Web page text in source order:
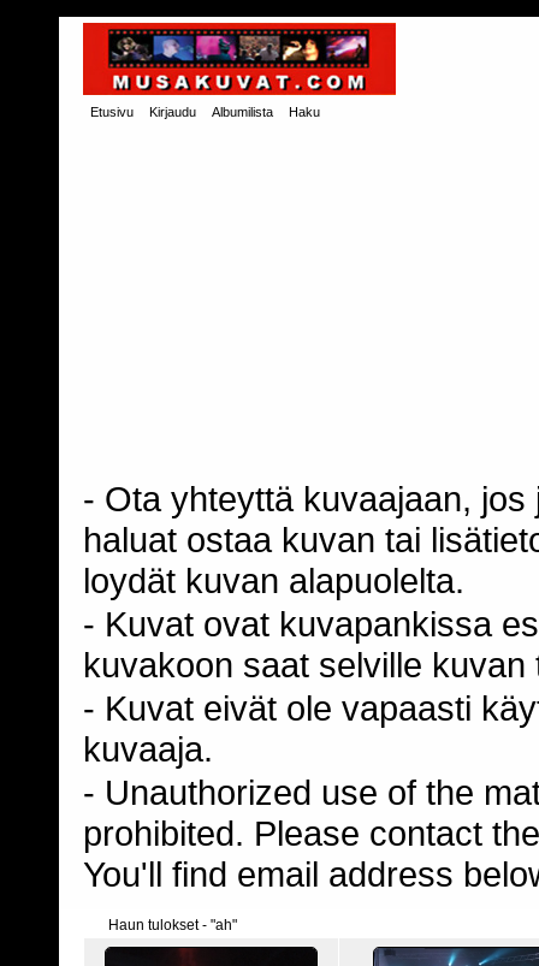
Etusivu Kirjaudu Albumilista Haku
- Ota yhteyttä kuvaajaan,
haluat ostaa kuvan tai
loydät kuvan alapuolelta.
- Kuvat ovat kuvapankissa
kuvakoon saat selville
- Kuvat eivät ole vapaasti
kuvaaja.
- Unauthorized use of the
prohibited. Please contact
You'll find email address
Haun tulokset - "ah"